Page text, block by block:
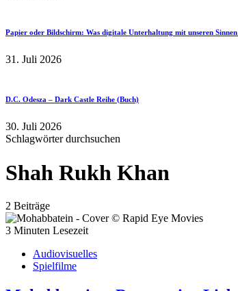
Papier oder Bildschirm: Was digitale Unterhaltung mit unseren
31. Juli 2026
D.C. Odesza – Dark Castle Reihe (Buch)
30. Juli 2026
Schlagwörter durchsuchen
Shah Rukh Khan
2 Beiträge
3 Minuten Lesezeit
Audiovisuelles
Spielfilme